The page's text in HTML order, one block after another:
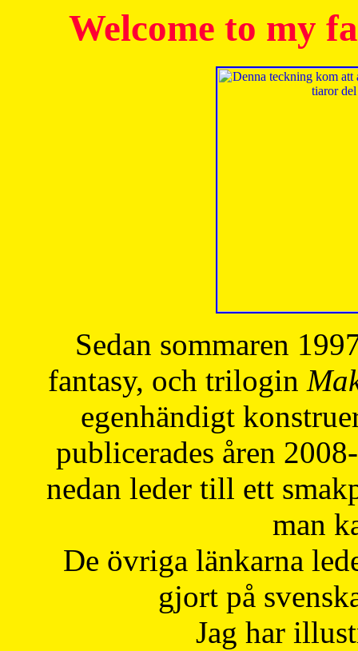
Welcome to my
Sedan sommaren
fantasy, och trilogin
egenhändigt
publicerades åren
nedan leder till ett
man
De övriga länkarna
gjort på
Jag har